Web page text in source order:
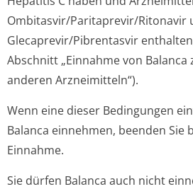
Ombitasvir/Pa­ritaprevir/Ri­tonavir
Glecaprevir/Pi­brentasvir
Abschnitt „Einnahme von
anderen Arzneimitteln“).
Wenn eine dieser Bedingungen
Balanca einnehmen, beenden Sie
Einnahme.
Sie dürfen Balanca auch nicht